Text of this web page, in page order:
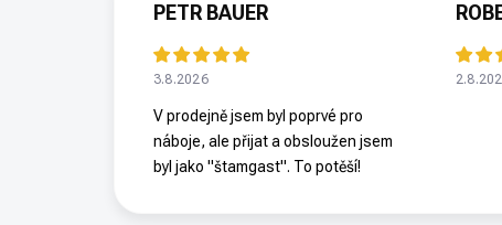
PETR BAUER
3.8.2026
V prodejně jsem byl poprvé pro
náboje, ale přijat a obsloužen jsem
byl jako "štamgast". To potěší!